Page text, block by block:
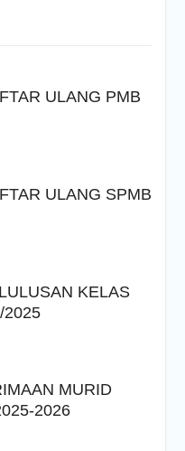
ULANG PMB
ULANG SPMB
KELAS
2025
MURID
2026